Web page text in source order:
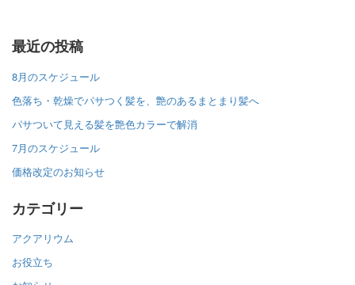
最近の投稿
8月のスケジュール
色落ち・乾燥でパサつく髪を、艶のあるまとまり髪へ
パサついて見える髪を艶色カラーで解消
7月のスケジュール
価格改定のお知らせ
カテゴリー
アクアリウム
お役立ち